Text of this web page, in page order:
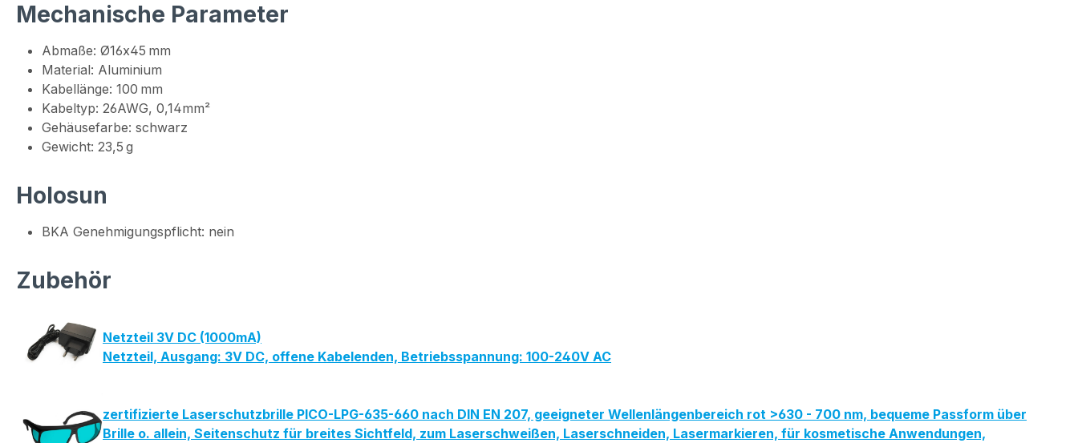
Mechanische Parameter
Abmaße: Ø16x45 mm
Material: Aluminium
Kabellänge: 100 mm
Kabeltyp: 26AWG, 0,14mm²
Gehäusefarbe: schwarz
Gewicht: 23,5 g
Holosun
BKA Genehmigungspflicht: nein
Zubehör
Netzteil 3V DC (1000mA)
Netzteil, Ausgang: 3V DC, offene Kabelenden, Betriebsspannung: 100-240V AC
zertifizierte Laserschutzbrille PICO-LPG-635-660 nach DIN EN 207, geeigneter Wellenlängenbereich rot >630 - 700 nm, bequeme Passform über
Brille o. allein, Seitenschutz für breites Sichtfeld, zum Laserschweißen, Laserschneiden, Lasermarkieren, für kosmetische Anwendungen,